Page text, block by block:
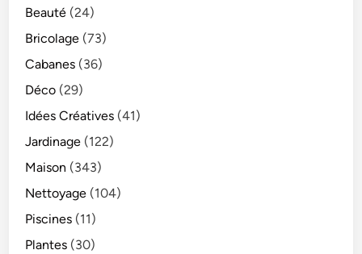
Beauté (24)
Bricolage (73)
Cabanes (36)
Déco (29)
Idées Créatives (41)
Jardinage (122)
Maison (343)
Nettoyage (104)
Piscines (11)
Plantes (30)